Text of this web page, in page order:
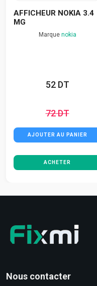
AFFICHEUR NOKIA 3.4
MG
Marque nokia
52 DT
72 DT
AJOUTER AU PANIER
ACHETER
Nous contacter